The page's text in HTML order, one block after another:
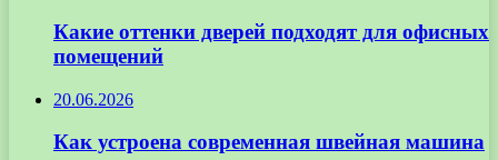
Какие оттенки дверей подходят для офисных
помещений
20.06.2026
Как устроена современная швейная машина